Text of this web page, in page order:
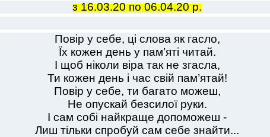
з 16.03.20 по 06.04.20 р.
Повір у себе, ці слова як гасло,
Їх кожен день у пам’яті читай.
І щоб ніколи віра так не згасла,
Ти кожен день і час свій пам’ятай!
Повір у себе, ти багато можеш,
Не опускай безсилої руки.
І сам собi найкраще допоможеш -
Лиш тiльки спробуй сам себе знайти...